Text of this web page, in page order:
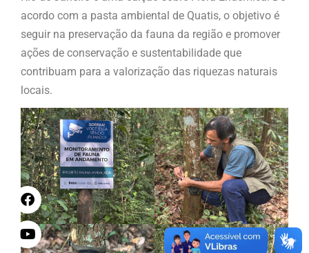
acordo com a pasta ambiental de Quatis, o objetivo é
seguir na preservação da fauna da região e promover
ações de conservação e sustentabilidade que
contribuam para a valorização das riquezas naturais
locais.